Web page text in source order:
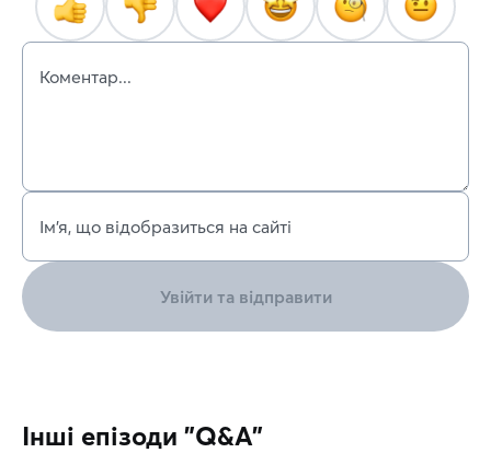
Коментар...
Ім’я, що відобразиться на сайті
Увійти та відправити
Інші епізоди "Q&A"